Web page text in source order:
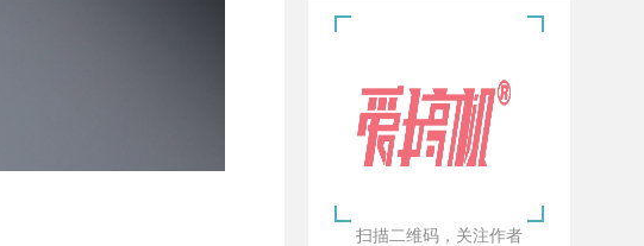
扫描二维码，关注作者